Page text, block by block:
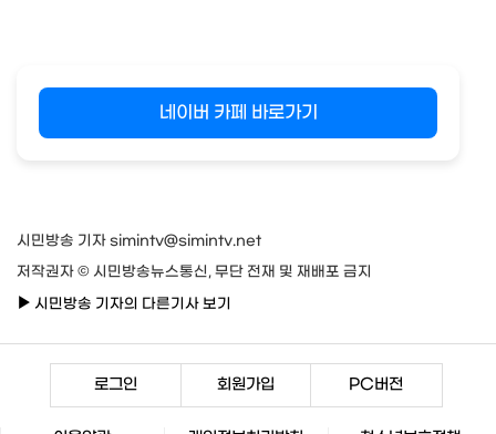
네이버 카페 바로가기
시민방송 기자 simintv@simintv.net
저작권자 © 시민방송뉴스통신, 무단 전재 및 재배포 금지
시민방송 기자의 다른기사 보기
로그인 회원가입 PC버전